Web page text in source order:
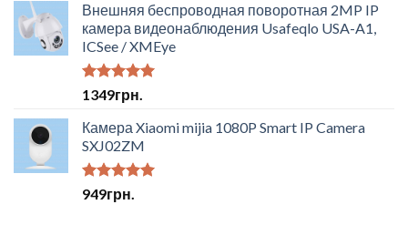
Внешняя беспроводная поворотная 2MP IP
камера видеонаблюдения Usafeqlo USA-A1,
ICSee / XMEye
Оцінено в
з 5
1349грн.
Камера Xiaomi mijia 1080P Smart IP Camera
SXJ02ZM
Оцінено в
з 5
949грн.